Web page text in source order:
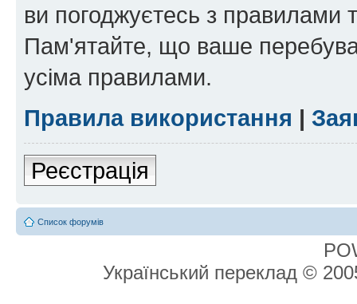
ви погоджуєтесь з правилами
Пам'ятайте, що ваше
усіма правилами.
Правила використання |
Реєстрація
Список форумів
Український переклад ©